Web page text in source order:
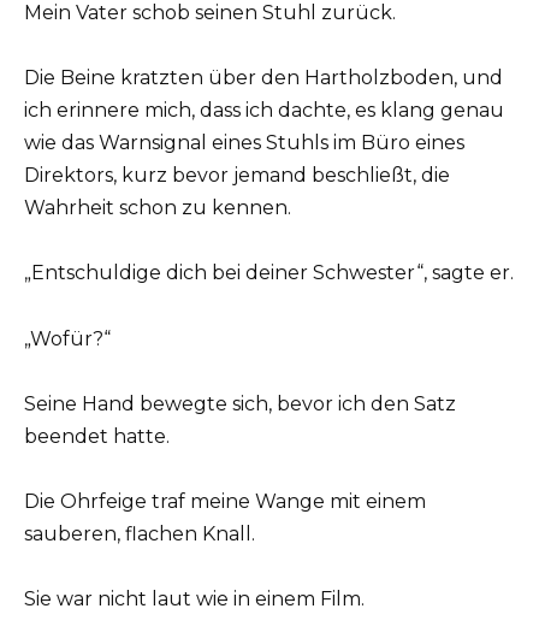
Mein Vater schob seinen Stuhl zurück.
Die Beine kratzten über den Hartholzboden, und
ich erinnere mich, dass ich dachte, es klang genau
wie das Warnsignal eines Stuhls im Büro eines
Direktors, kurz bevor jemand beschließt, die
Wahrheit schon zu kennen.
„Entschuldige dich bei deiner Schwester“, sagte er.
„Wofür?“
Seine Hand bewegte sich, bevor ich den Satz
beendet hatte.
Die Ohrfeige traf meine Wange mit einem
sauberen, flachen Knall.
Sie war nicht laut wie in einem Film.